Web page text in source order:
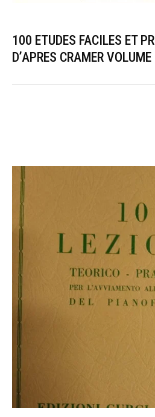
100 ETUDES FACILES ET
D’APRES CRAMER